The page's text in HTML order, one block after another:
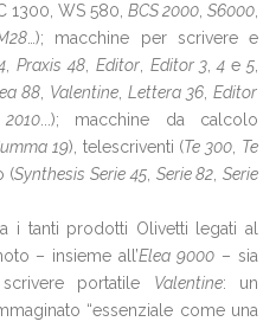
1300, WS 580, BCS 2000,S6000
…); macchine per scrivere e
,Praxis 48, Editor, Editor 3 4e 5
88 Valentine Lettera 36 Editor
...); macchine da calcolo
19), telescriventi (Te 300 Te
(Synthesis Serie 45, Serie 82 Serie
i tanti prodotti Olivetti legati al
– insieme all’Elea 9000 – sia
portatile Valentine: un
“essenziale come una